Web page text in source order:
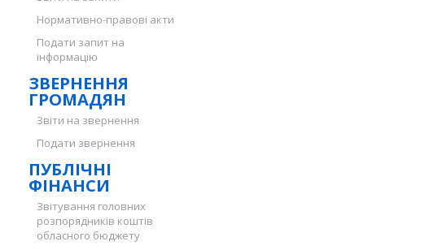
Нормативно-правові акти
Подати запит на
інформацію
ЗВЕРНЕННЯ
ГРОМАДЯН
Звіти на звернення
Подати звернення
ПУБЛІЧНІ
ФІНАНСИ
Звітування головних
розпорядників коштів
обласного бюджету